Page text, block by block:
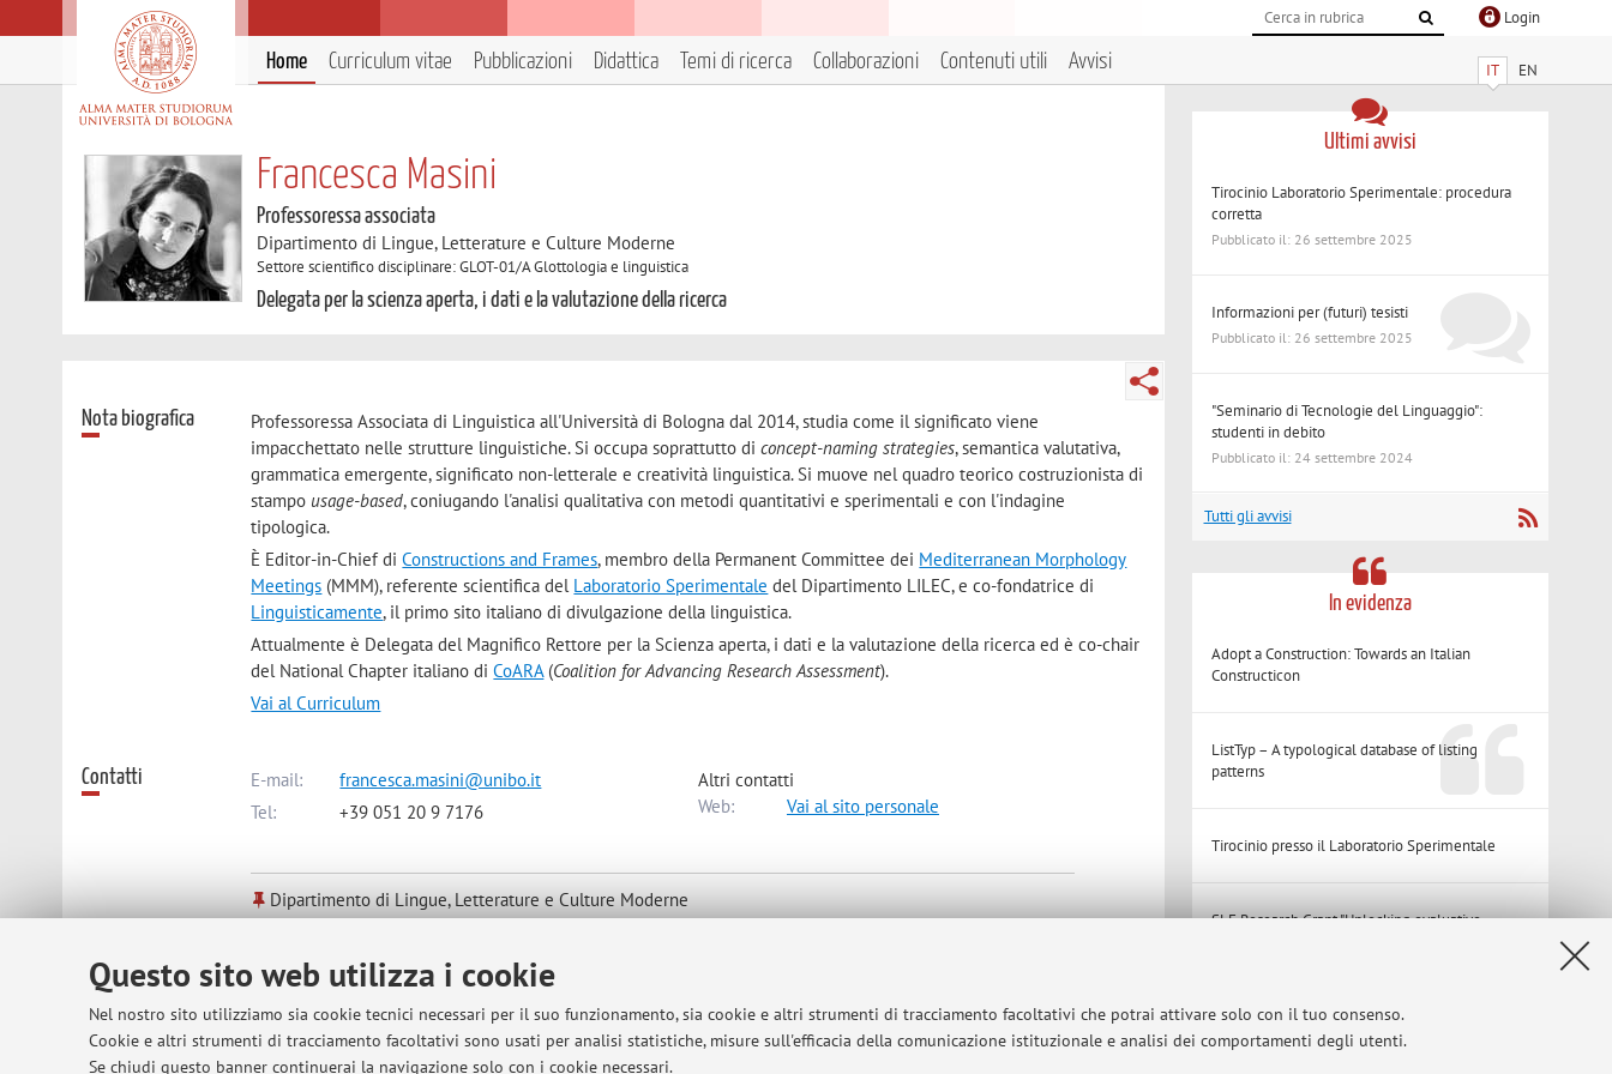
Questo sito web utilizza i cookie
Nel nostro sito utilizziamo sia cookie tecnici necessari per il suo funzionamento, sia cookie e altri strumenti di tracciamento facoltativi che potrai attivare solo con il tuo consenso.
Cookie e altri strumenti di tracciamento facoltativi sono usati per analisi statistiche, misure sull'efficacia della comunicazione istituzionale e analisi dei comportamenti degli utenti.
Se chiudi questo banner continuerai la navigazione solo con i cookie necessari.
Login
IT EN
Home Curriculum vitae Pubblicazioni Didattica Temi di ricerca Collaborazioni Contenuti utili Avvisi
Francesca Masini
Professoressa associata
Dipartimento di Lingue, Letterature e Culture Moderne
Settore scientifico disciplinare: GLOT-01/A Glottologia e linguistica
Delegata per la scienza aperta, i dati e la valutazione della ricerca
Nota biografica
Professoressa Associata di Linguistica all'Università di Bologna dal 2014, studia come il significato viene
impacchettato nelle strutture linguistiche. Si occupa soprattutto diconcept-naming strategies, semantica valutativa,
grammatica emergente, significato non-letterale e creatività linguistica. Si muove nel quadro teorico costruzionista di
stampo usage-based, coniugando l'analisi qualitativa con metodi quantitativi e sperimentali e con l'indagine
tipologica.
È Editor-in-Chief diConstructions and Frames, membro della Permanent Committee dei Mediterranean Morphology
Meetings (MMM), referente scientifica del Laboratorio Sperimentale del Dipartimento LILEC, e co-fondatrice di
Linguisticamente, il primo sito italiano di divulgazione della linguistica.
Attualmente è Delegata del Magnifico Rettore per la Scienza aperta, i dati e la valutazione della ricerca ed è co-chair
del National Chapter italiano diCoARA(Coalition for Advancing Research Assessment).
Vai al Curriculum
Contatti E-mail:
francesca.masini@unibo.it
Tel:
+39 051 20 9 7176
Altri contatti
Web:
Vai al sito personale
Dipartimento di Lingue, Letterature e Culture Moderne
Via Cartoleria 5, Bologna -Vai alla mappa
Risorse in rete ORCID
Ultimi avvisi
Tirocinio Laboratorio Sperimentale: procedura
corretta
Pubblicato il: 26 settembre 2025
Informazioni per (futuri) tesisti
Pubblicato il: 26 settembre 2025
"Seminario di Tecnologie del Linguaggio":
studenti in debito
Pubblicato il: 24 settembre 2024
Tutti gli avvisi
In evidenza
Adopt a Construction: Towards an Italian
Constructicon
ListTyp – A typological database of listing
patterns
Tirocinio presso il Laboratorio Sperimentale
SLE Research Grant "Unlocking evaluative
CLUB – Circolo Linguistico dell'Università di
Bologna